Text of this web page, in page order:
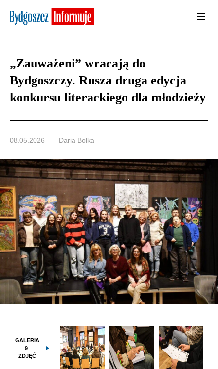
„Zauważeni” wracają do
Bydgoszczy. Rusza druga edycja
konkursu literackiego dla młodzieży
08.05.2026 Daria Bołka
GALERIA
9
ZDJĘĆ